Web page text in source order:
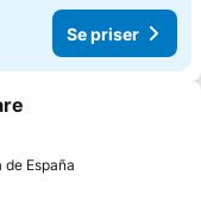
Se priser
España